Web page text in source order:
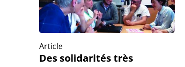
Article
Des solidarités très